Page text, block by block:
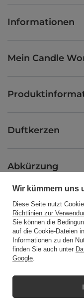
Informationen
Mein Candle
Duftkerzen
Abkürzung
Blog
+48512350052
Wir kümmern uns
Diese Seite nutzt
Richtlinien zur
Sie können die
auf die Cookie-Dateien
Informationen zu den
finden Sie auch unter
Google.